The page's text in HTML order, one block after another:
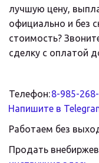
лучшую цену,
официально и без
стоимость?
сделку с оплатой
Телефон:8-985-
Напишите в
Работаем без
Продать